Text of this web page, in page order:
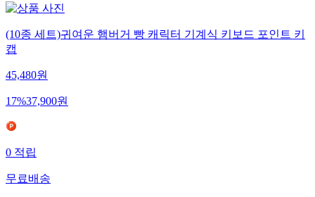
(10종 세트)귀여운 햄버거 빵 캐릭터 기계식 키보드 포인트 키
캡
45,480원
17%37,900원
0적립
무료배송